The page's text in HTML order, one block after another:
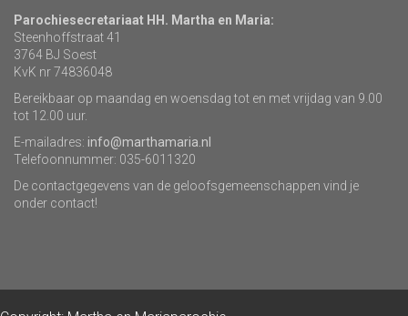
Parochiesecretariaat HH. Martha en Maria:
Steenhoffstraat 41
3764 BJ Soest
KvK nr 74836048
Bereikbaar op maandag en woensdag tot en met vrijdag van 9.00
tot 12.00 uur.
E-mailadres: info@marthamaria.nl
Telefoonnummer: 035-6011320
De contactgegevens van de geloofsgemeenschappen vind je
onder contact!